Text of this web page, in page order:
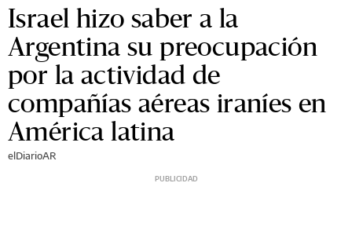
Israel hizo saber a la
Argentina su preocupación
por la actividad de
compañías aéreas iraníes en
América latina
elDiarioAR